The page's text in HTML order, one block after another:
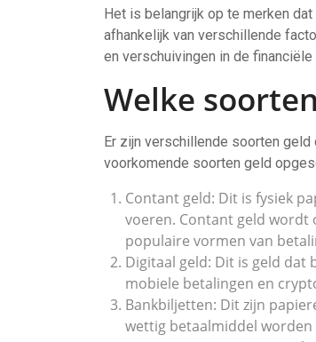
Het is belangrijk op te merken
afhankelijk van verschillende
en verschuivingen in de financiële
Welke
Er zijn verschillende soorten
voorkomende soorten geld
Contant geld: Dit is fysiek
voeren. Contant geld wordt
populaire vormen van
Digitaal geld: Dit is geld dat
mobiele betalingen en
Bankbiljetten: Dit zijn
wettig betaalmiddel worden